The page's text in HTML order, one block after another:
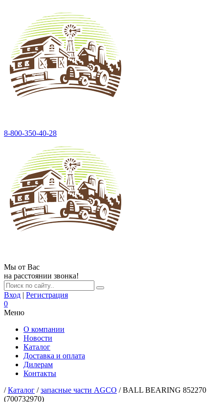
8-800-350-40-28
Мы от Вас
на расстоянии звонка!
Вход | Регистрация
0
Меню
О компании
Новости
Каталог
Доставка и оплата
Дилерам
Контакты
/Каталог /запасные части AGCO / BALL BEARING 852270
(700732970)